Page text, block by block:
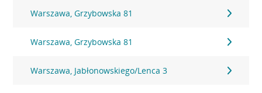
Warszawa, Grzybowska 81
Warszawa, Grzybowska 81
Warszawa, Jabłonowskiego/Lenca 3